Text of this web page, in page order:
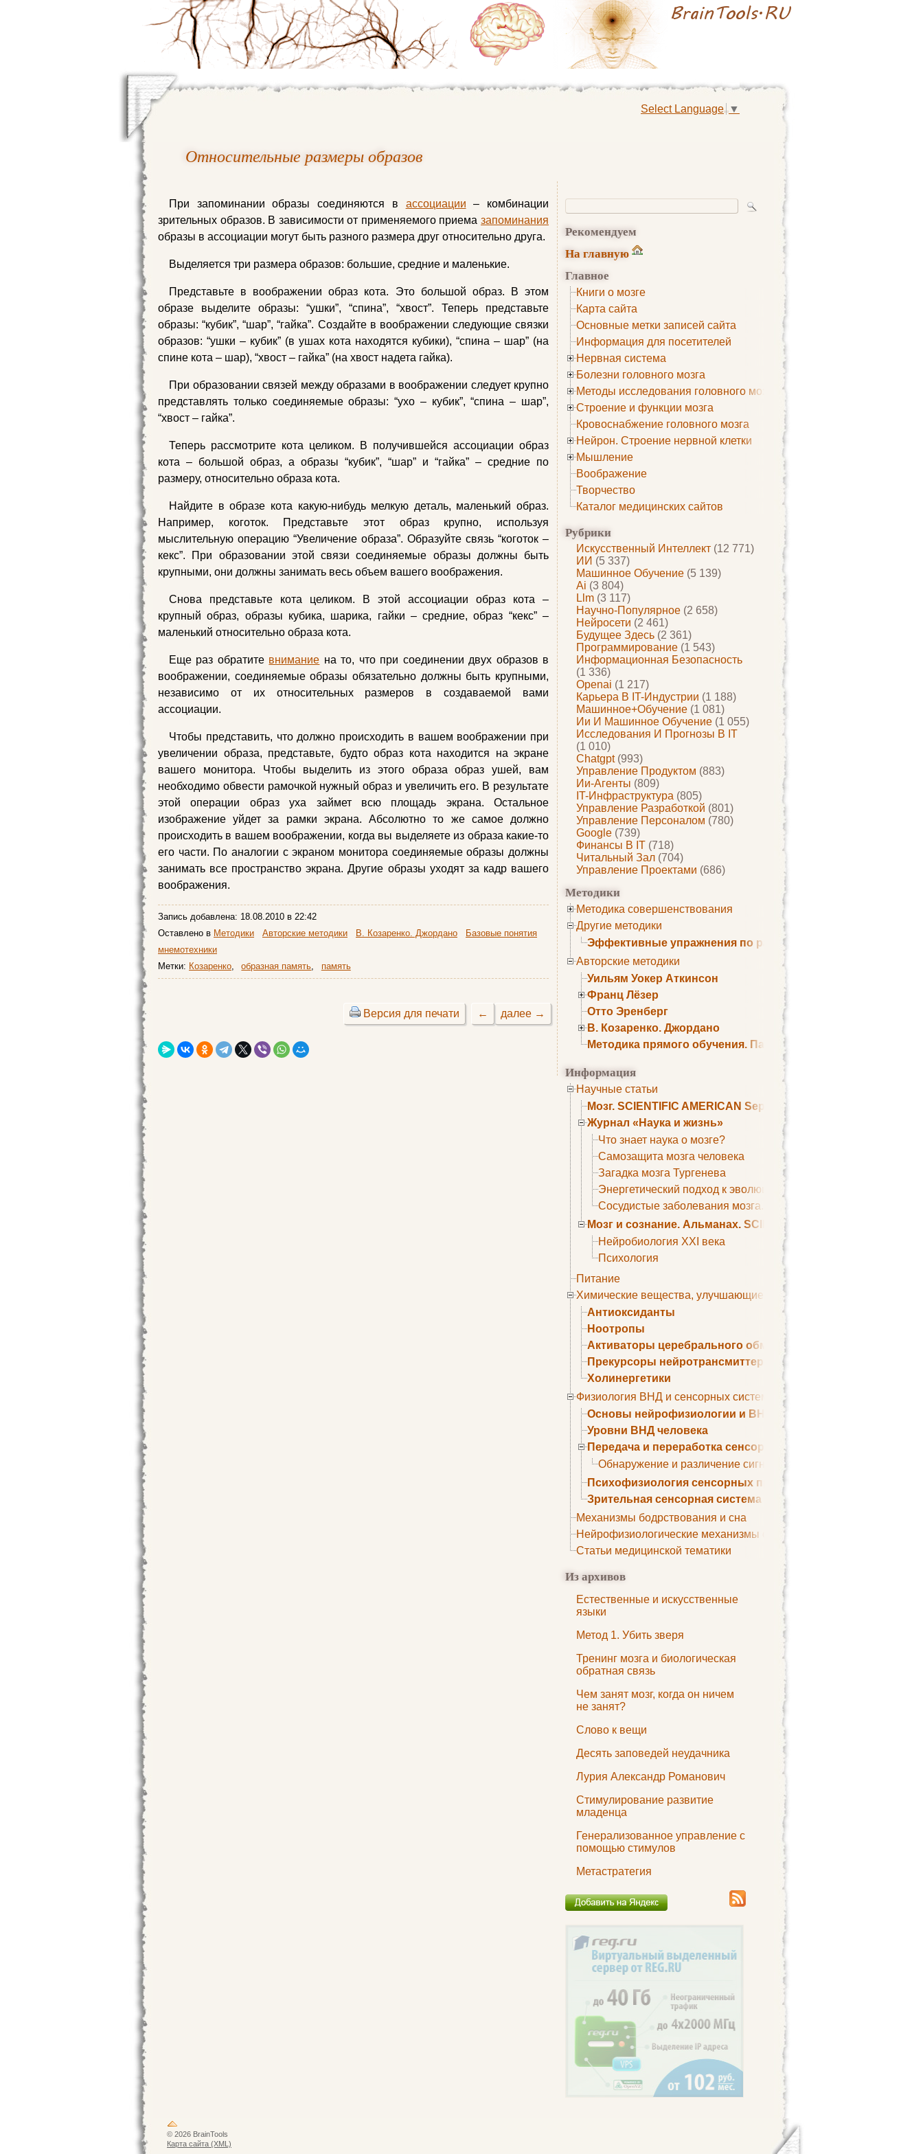
Select Language ▼
Относительные размеры образов
Рекомендуем
На главную
Главное
Книги о мозге
Карта сайта
Основные метки записей сайта
Информация для посетителей
Нервная система
Болезни головного мозга
Методы исследования головного мозга
Строение и функции мозга
Кровоснабжение головного мозга
Нейрон. Строение нервной клетки
Мышление
Воображение
Творчество
Каталог медицинских сайтов
Рубрики
Искусственный Интеллект (12 771)
ИИ (5 337)
Машинное Обучение (5 139)
Ai (3 804)
Llm (3 117)
Научно-Популярное (2 658)
Нейросети (2 461)
Будущее Здесь (2 361)
Программирование (1 543)
Информационная Безопасность
(1 336)
Openai (1 217)
Карьера В IT-Индустрии (1 188)
Машинное+обучение (1 081)
Ии И Машинное Обучение (1 055)
Исследования И Прогнозы В IT
(1 010)
Chatgpt(993)
Управление Продуктом (883)
Ии-Агенты (809)
IT-Инфраструктура (805)
Управление Разработкой (801)
Управление Персоналом (780)
Google (739)
Финансы В IT (718)
Читальный Зал (704)
Управление Проектами (686)
Методики
Методика совершенствования
Другие методики
Эффективные упражнения по развитию памяти
Авторские методики
Уильям Уокер Аткинсон
Франц Лёзер
Отто Эренберг
В. Козаренко. Джордано
Методика прямого обучения. Пауль Шелли
Информация
Научные статьи
Мозг. SCIENTIFIC AMERICAN September 1979
Журнал «Наука и жизнь»
Что знает наука о мозге?
Самозащита мозга человека
Загадка мозга Тургенева
Энергетический подход к эволюции мозга
Сосудистые заболевания мозга. Все может начаться с
Мозг и сознание. Альманах. SCIENTIFIC AMERICAN
Нейробиология XXI века
Психология
Питание
Химические вещества, улучшающие умственные способности
Антиоксиданты
Ноотропы
Активаторы церебрального обмена веществ
Прекурсоры нейротрансмиттеров
Холинергетики
Физиология ВНД и сенсорных систем
Основы нейрофизиологии и ВНД
Уровни ВНД человека
Передача и переработка сенсорных сигналов
Обнаружение и различение сигналов. Сенсорная рецепция
Психофизиология сенсорных процессов
Зрительная сенсорная система
Механизмы бодрствования и сна
Нейрофизиологические механизмы сна
Статьи медицинской тематики
Из архивов
Естественные и искусственные
языки
Метод 1. Убить зверя
Тренинг мозга и биологическая
обратная связь
Чем занят мозг, когда он ничем
не занят?
Слово к вещи
Десять заповедей неудачника
Лурия Александр Романович
Стимулирование развитие
младенца
Генерализованное управление с
помощью стимулов
Метастратегия
При запоминании образы соединяются в ассоциации – комбинации
зрительных образов. В зависимости от применяемого приема запоминания
образы в ассоциации могут быть разного размера друг относительно друга.
Выделяется три размера образов: большие, средние и маленькие.
Представьте в воображении образ кота. Это большой образ. В этом
образе выделите образы: “ушки”, “спина”, “хвост”. Теперь представьте
образы: “кубик”, “шар”, “гайка”. Создайте в воображении следующие связки
образов: “ушки – кубик” (в ушах кота находятся кубики), “спина – шар” (на
спине кота – шар), “хвост – гайка” (на хвост надета гайка).
При образовании связей между образами в воображении следует крупно
представлять только соединяемые образы: “ухо – кубик”, “спина – шар”,
“хвост – гайка”.
Теперь рассмотрите кота целиком. В получившейся ассоциации образ
кота – большой образ, а образы “кубик”, “шар” и “гайка” – средние по
размеру, относительно образа кота.
Найдите в образе кота какую-нибудь мелкую деталь, маленький образ.
Например, коготок. Представьте этот образ крупно, используя
мыслительную операцию “Увеличение образа”. Образуйте связь “коготок –
кекс”. При образовании этой связи соединяемые образы должны быть
крупными, они должны занимать весь объем вашего воображения.
Снова представьте кота целиком. В этой ассоциации образ кота –
крупный образ, образы кубика, шарика, гайки – средние, образ “кекс” –
маленький относительно образа кота.
Еще раз обратите внимание на то, что при соединении двух образов в
воображении, соединяемые образы обязательно должны быть крупными,
независимо от их относительных размеров в создаваемой вами
ассоциации.
Чтобы представить, что должно происходить в вашем воображении при
увеличении образа, представьте, будто образ кота находится на экране
вашего монитора. Чтобы выделить из этого образа образ ушей, вам
необходимо обвести рамочкой нужный образ и увеличить его. В результате
этой операции образ уха займет всю площадь экрана. Остальное
изображение уйдет за рамки экрана. Абсолютно то же самое должно
происходить в вашем воображении, когда вы выделяете из образа какие-то
его части. По аналогии с экраном монитора соединяемые образы должны
занимать все пространство экрана. Другие образы уходят за кадр вашего
воображения.
Запись добавлена: 18.08.2010 в 22:42
Оставлено в Методики Авторские методики В. Козаренко. Джордано
Базовые понятия
мнемотехники
Метки: Козаренко, образная память, память
далее →
←
Версия для печати
© 2026 BrainTools
Карта сайта (XML)